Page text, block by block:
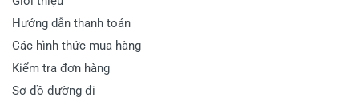
Hướng dẫn thanh toán
Các hình thức mua hàng
Kiểm tra đơn hàng
Sơ đồ đường đi